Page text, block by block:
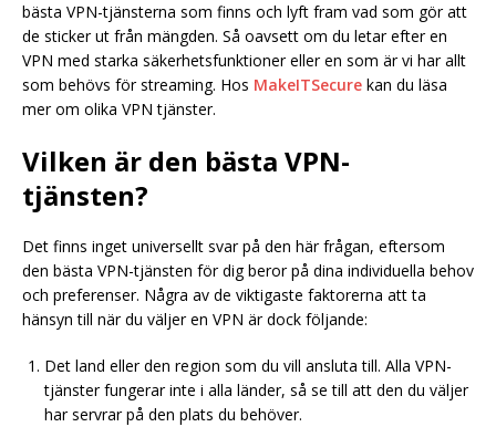
bästa VPN-tjänsterna som finns och lyft fram vad som gör att
de sticker ut från mängden. Så oavsett om du letar efter en
VPN med starka säkerhetsfunktioner eller en som är vi har allt
som behövs för streaming. Hos MakeITSecure kan du läsa
mer om olika VPN tjänster.
Vilken är den bästa VPN-
tjänsten?
Det finns inget universellt svar på den här frågan, eftersom
den bästa VPN-tjänsten för dig beror på dina individuella behov
och preferenser. Några av de viktigaste faktorerna att ta
hänsyn till när du väljer en VPN är dock följande:
Det land eller den region som du vill ansluta till. Alla VPN-
tjänster fungerar inte i alla länder, så se till att den du väljer
har servrar på den plats du behöver.